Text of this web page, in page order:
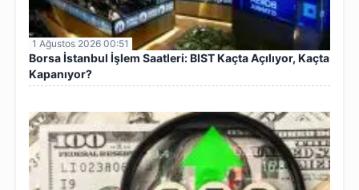
1 Ağustos 2026 00:51
Borsa İstanbul İşlem Saatleri: BIST Kaçta Açılıyor, Kaçta
Kapanıyor?